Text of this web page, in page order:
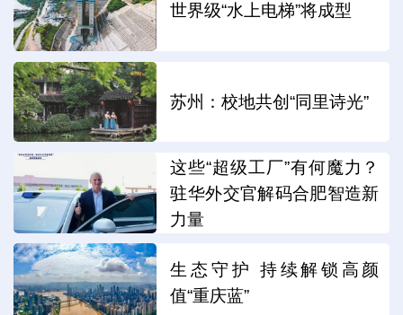
世界级“水上电梯”将成型
苏州：校地共创“同里诗光”
这些“超级工厂”有何魔力？
驻华外交官解码合肥智造新
力量
生态守护 持续解锁高颜
值“重庆蓝”